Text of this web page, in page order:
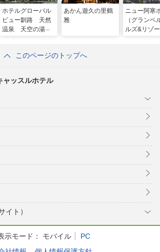
ホテルグローバル
ビュー釧路 天然
温泉 天空の湯
あかん遊久の里鶴
雅
ニュー阿寒
（グランベ
ルズ&リゾ
このページのトップへ
ャッスルホテル
イト）
示モード： モバイル
PC